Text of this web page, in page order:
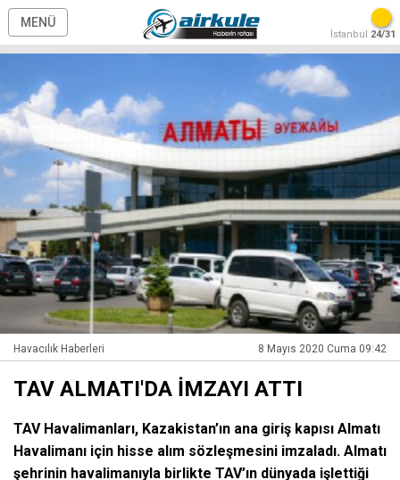
MENÜ
İstanbul 24/31
Havacılık Haberleri 8 Mayıs 2020 Cuma 09:42
TAV ALMATI'DA İMZAYI ATTI
TAV Havalimanları, Kazakistan’ın ana giriş kapısı Almatı
Havalimanı için hisse alım sözleşmesini imzaladı. Almatı
şehrinin havalimanıyla birlikte TAV’ın dünyada işlettiği